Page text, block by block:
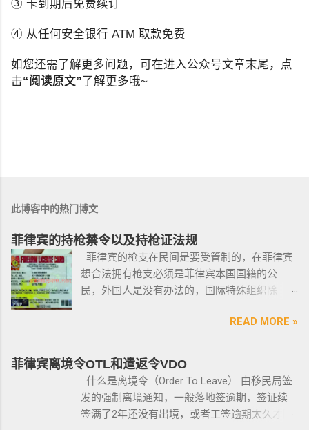
③ 卡到期后免费续订
④ 从任何安全银行 ATM 取款免费
如您还需了解更多问题，可在进入公众号文章末尾，点
击“阅读原文”了解更多哦~
此博客中的热门博文
菲律宾的持枪禁令以及持枪证法规
菲律宾的枪支在民间是要受管制的，在菲律宾
想合法拥有枪支必须是菲律宾本国国籍的公
民，外国人是没有办法的，国际特殊组织除
格，例如，枪支的所有权，由菲律宾国家警察
局的枪支和爆炸物部门监管，该部门先进行背
景调查，再向申请人发放枪支许可证，如果想
获得枪支，这个审核的过程是必不可少的。 在
菲律宾申请合法持有枪支，申请人必须年满21
岁，并且通过背景调查，才能获得持有执照。
申请过程还包括通过药物测试丶获得法庭许可
READ MORE »
菲律宾离境令OTL和遣返令VDO
什么是离境令（Order To Leave） 由移民局签
发的强制离境通知，一般落地签逾期，签证续
签满了2年还没有出境，或者工签逾期太久才降